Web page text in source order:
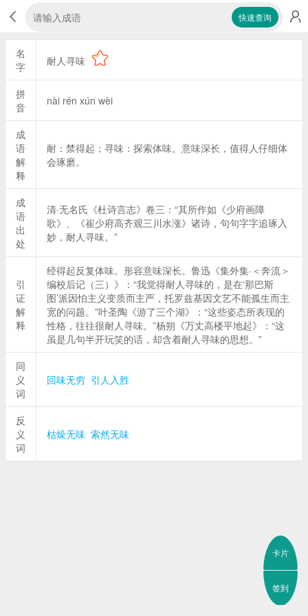
快速查询
名
字
耐人寻味
拼
音
nài rén xún wèi
成
语
解
释
耐：禁得起；寻味：探索体味。意味深长，值得人仔细体
会琢磨。
成
语
出
处
清·无名氏《杜诗言志》卷三：“其所作如《少府画障
歌》、《崔少府高齐观三川水涨》诸诗，句句字字追琢入
妙，耐人寻味。”
引
证
解
释
经得起反复体味。形容意味深长。鲁迅《集外集·＜奔流＞
编校后记（三）》：“我觉得耐人寻味的，是在‘那巴斯
图’派因怕主义变质而主严，托罗兹基因文艺不能孤生而主
宽的问题。”叶圣陶《游了三个湖》：“这些姿态所表现的
性格，往往很耐人寻味。”杨朔《万丈高楼平地起》：“这
虽是几句半开玩笑的话，却含着耐人寻味的思想。”
同
义
词
回味无穷 引人入胜
反
义
词
枯燥无味 索然无味
卡片
签到